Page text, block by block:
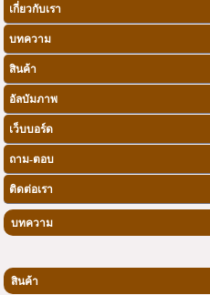
เกี่ยวกับเรา
บทความ
สินค้า
อัลบัมภาพ
เว็บบอร์ด
ถาม-ตอบ
ติดต่อเรา
บทความ
สินค้า